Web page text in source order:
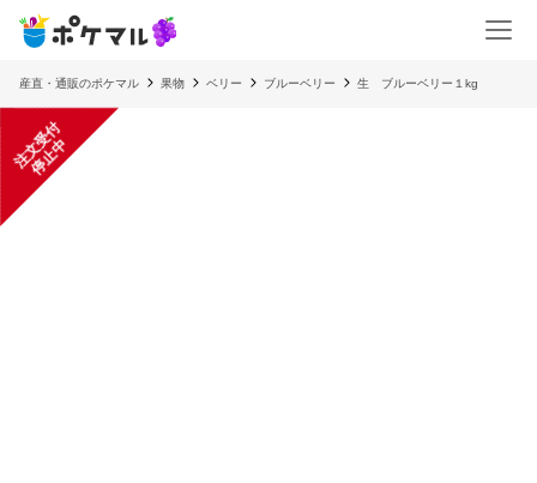
産直・通販のポケマル 果物 ベリー ブルーベリー 生 ブルーベリー１kg
注
文
受
付
停
止
中